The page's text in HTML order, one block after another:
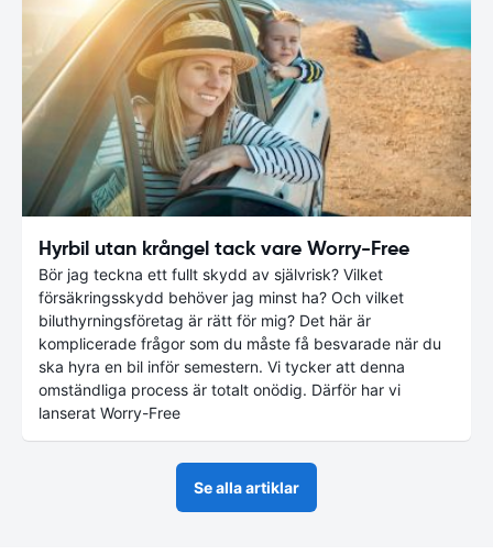
Hyrbil utan krångel tack vare Worry-Free
Bör jag teckna ett fullt skydd av självrisk? Vilket
försäkringsskydd behöver jag minst ha? Och vilket
biluthyrningsföretag är rätt för mig? Det här är
komplicerade frågor som du måste få besvarade när du
ska hyra en bil inför semestern. Vi tycker att denna
omständliga process är totalt onödig. Därför har vi
lanserat Worry-Free
Se alla artiklar